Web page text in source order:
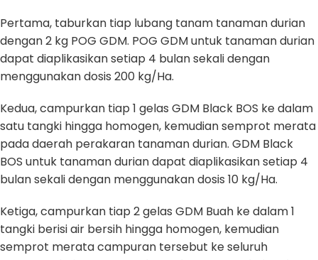
Pertama, taburkan tiap lubang tanam tanaman durian
dengan 2 kg POG GDM. POG GDM untuk tanaman durian
dapat diaplikasikan setiap 4 bulan sekali dengan
menggunakan dosis 200 kg/Ha.
Kedua, campurkan tiap 1 gelas GDM Black BOS ke dalam
satu tangki hingga homogen, kemudian semprot merata
pada daerah perakaran tanaman durian. GDM Black
BOS untuk tanaman durian dapat diaplikasikan setiap 4
bulan sekali dengan menggunakan dosis 10 kg/Ha.
Ketiga, campurkan tiap 2 gelas GDM Buah ke dalam 1
tangki berisi air bersih hingga homogen, kemudian
semprot merata campuran tersebut ke seluruh